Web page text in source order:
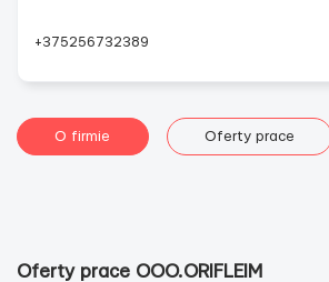
+375256732389
O firmie Oferty prace
Oferty prace OOO.ORIFLEIM